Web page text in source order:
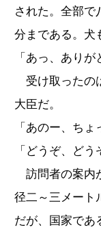
された。全部で
分まである。犬
「あっ、ありが
受け取ったの
大臣だ。
「あのー、ち
「どうぞ、どう
訪問者の案内
径二～三メート
だが、国家であ